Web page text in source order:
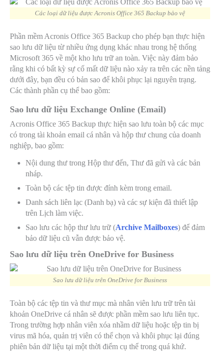
Các loại dữ liệu được Acronis Office 365 Backup bảo vệ
Phần mềm Acronis Office 365 Backup cho phép bạn thực hiện
sao lưu dữ liệu từ nhiều ứng dụng khác nhau trong hệ thống
Microsoft 365 về một kho lưu trữ an toàn. Việc này đảm bảo
rằng khi có bất kỳ sự cố mất dữ liệu nào xảy ra trên các nền tảng
dưới đây, bạn đều có bản sao để khôi phục lại nguyên trạng.
Các thành phần cụ thể bao gồm:
Sao lưu dữ liệu Exchange Online (Email)
Acronis Office 365 Backup thực hiện sao lưu toàn bộ các mục
có trong tài khoản email cá nhân và hộp thư chung của doanh
nghiệp, bao gồm:
Nội dung thư trong Hộp thư đến, Thư đã gửi và các bản
nháp.
Toàn bộ các tệp tin được đính kèm trong email.
Danh sách liên lạc (Danh bạ) và các sự kiện đã thiết lập
trên Lịch làm việc.
Sao lưu các hộp thư lưu trữ (Archive Mailboxes) để đảm
bảo dữ liệu cũ vẫn được bảo vệ.
Sao lưu dữ liệu trên OneDrive for Business
Sao lưu dữ liệu trên OneDrive for Business
Toàn bộ các tệp tin và thư mục mà nhân viên lưu trữ trên tài
khoản OneDrive cá nhân sẽ được phần mềm sao lưu liên tục.
Trong trường hợp nhân viên xóa nhầm dữ liệu hoặc tệp tin bị
virus mã hóa, quản trị viên có thể chọn và khôi phục lại đúng
phiên bản dữ liệu tại một thời điểm cụ thể trong quá khứ.